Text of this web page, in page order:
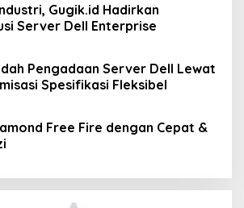
Gugik.id Hadirkan
Server Dell Enterprise
Pengadaan Server Dell Lewat
Spesifikasi Fleksibel
Free Fire dengan Cepat &